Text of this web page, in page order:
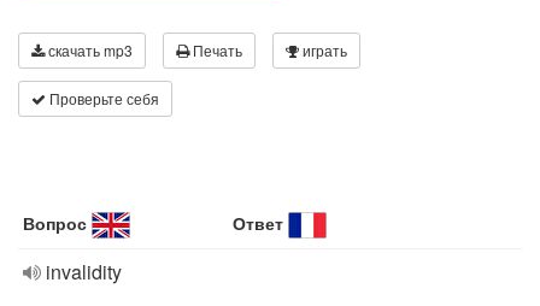
скачать mp3 Печать играть
Проверьте себя
Вопрос Ответ
invalidity